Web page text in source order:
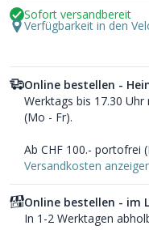
Sofort versandbereit
Verfügbarkeit in den
Online bestellen -
Werktags bis 17.30
(Mo - Fr).
Ab CHF 100.- portofrei
Versandkosten
Online bestellen - im
In 1-2 Werktagen